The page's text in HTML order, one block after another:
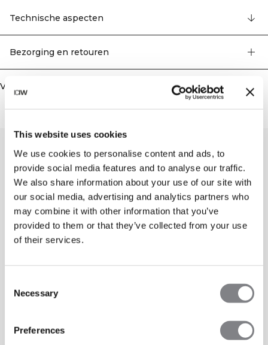
This website uses cookies
We use cookies to personalise content and ads, to
provide social media features and to analyse our traffic.
We also share information about your use of our site with
our social media, advertising and analytics partners who
may combine it with other information that you’ve
provided to them or that they’ve collected from your use
of their services.
Selection
Necessary
Preferences
taille zorgen voor een geweldige fit. De tailleband is voorzien van een
trekkoord en er zijn twee handige open zakken. Geborduurd ICIW-logo op de
voorkant. SWEATTECH™. Verstelbare tailleband. Hoge taille. Volledige lengte.
polyester.
Technische aspecten
Bezorging en retouren
Vergelijkbare producten